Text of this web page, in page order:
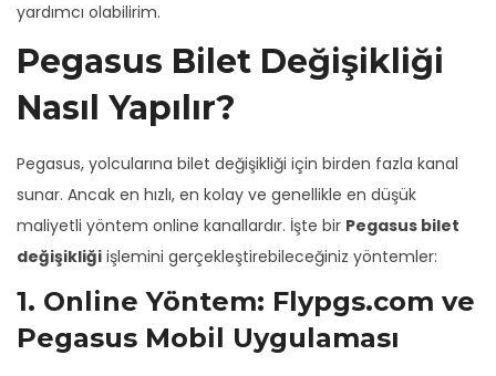
yardımcı olabilirim.
Pegasus Bilet Değişikliği
Nasıl Yapılır?
Pegasus, yolcularına bilet değişikliği için birden fazla kanal
sunar. Ancak en hızlı, en kolay ve genellikle en düşük
maliyetli yöntem online kanallardır. İşte bir Pegasus bilet
değişikliği işlemini gerçekleştirebileceğiniz yöntemler:
1. Online Yöntem: Flypgs.com ve
Pegasus Mobil Uygulaması